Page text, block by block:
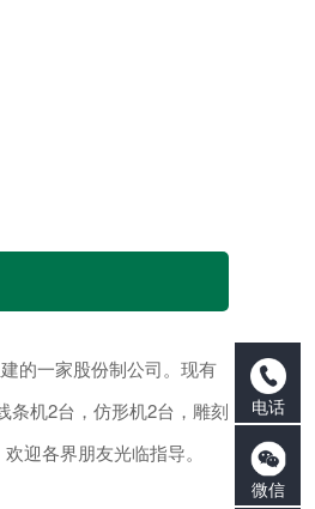
的一家股份制公司。现有
条机2台，仿形机2台，雕刻
迎各界朋友光临指导。
电话
微信